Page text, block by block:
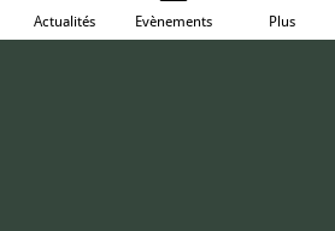
Actualités Evènements Plus